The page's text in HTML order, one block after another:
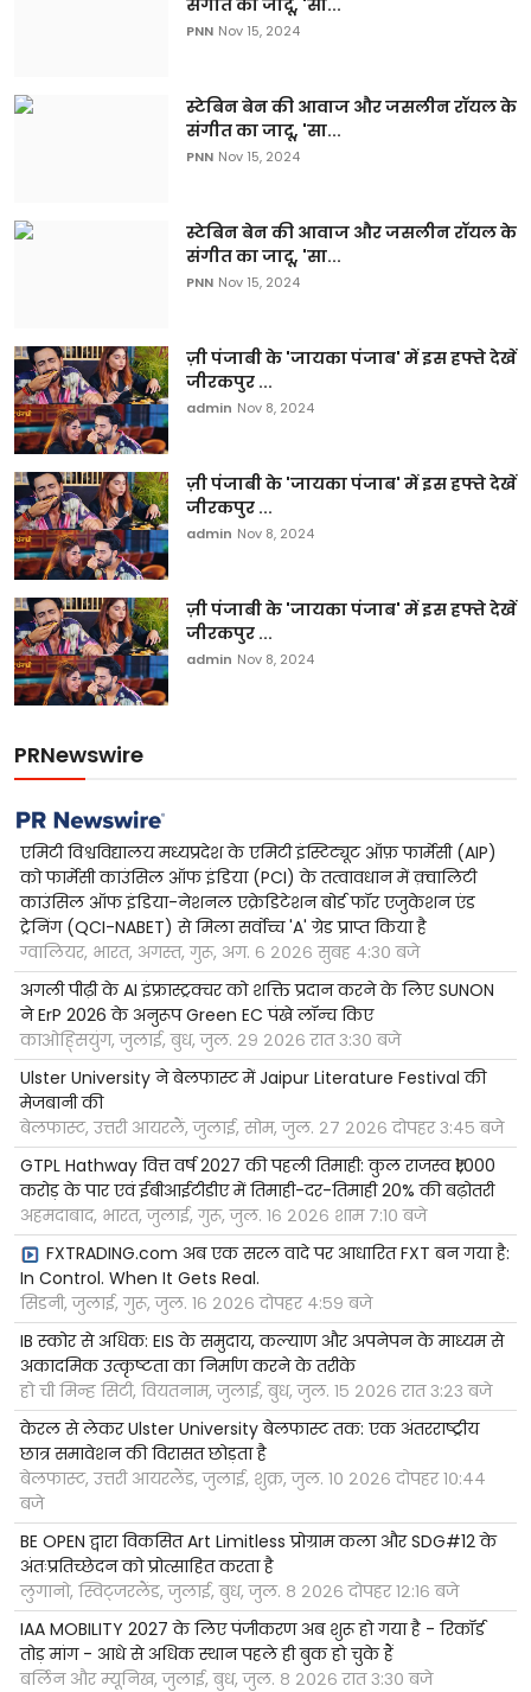
संगीत का जादू, 'सा...
PNN Nov 15, 2024
स्टेबिन बेन की आवाज और जसलीन रॉयल के
संगीत का जादू, 'सा...
PNN Nov 15, 2024
स्टेबिन बेन की आवाज और जसलीन रॉयल के
संगीत का जादू, 'सा...
PNN Nov 15, 2024
ज़ी पंजाबी के 'जायका पंजाब' में इस हफ्ते देखें
जीरकपुर ...
admin Nov 8, 2024
ज़ी पंजाबी के 'जायका पंजाब' में इस हफ्ते देखें
जीरकपुर ...
admin Nov 8, 2024
ज़ी पंजाबी के 'जायका पंजाब' में इस हफ्ते देखें
जीरकपुर ...
admin Nov 8, 2024
PRNewswire
एमिटी विश्वविद्यालय मध्यप्रदेश के एमिटी इंस्टिट्यूट ऑफ़ फार्मेसी (AIP)
को फार्मेसी काउंसिल ऑफ इंडिया (PCI) के तत्वावधान में क़्वालिटी
काउंसिल ऑफ इंडिया-नेशनल एक्रेडिटेशन बोर्ड फॉर एजुकेशन एंड
ट्रेनिंग (QCI-NABET) से मिला सर्वोच्च 'A' ग्रेड प्राप्त किया है
ग्वालियर, भारत, अगस्त, गुरू, अग. ६ २०२६ सुबह ४:३० बजे
अगली पीढ़ी के AI इंफ्रास्ट्रक्चर को शक्ति प्रदान करने के लिए SUNON
ने ErP 2026 के अनुरूप Green EC पंखे लॉन्च किए
काओह्सियुंग, जुलाई, बुध, जुल. २९ २०२६ रात ३:३० बजे
Ulster University ने बेलफास्ट में Jaipur Literature Festival की
मेजबानी की
बेलफास्ट, उत्तरी आयरलैं, जुलाई, सोम, जुल. २७ २०२६ दोपहर ३:४५ बजे
GTPL Hathway वित्त वर्ष 2027 की पहली तिमाही: कुल राजस्व ₹1,000
करोड़ के पार एवं ईबीआईटीडीए में तिमाही-दर-तिमाही 20% की बढ़ोतरी
अहमदाबाद, भारत, जुलाई, गुरू, जुल. १६ २०२६ शाम ७:१० बजे
FXTRADING.com अब एक सरल वादे पर आधारित FXT बन गया है:
In Control. When It Gets Real.
सिडनी, जुलाई, गुरू, जुल. १६ २०२६ दोपहर ४:५९ बजे
IB स्कोर से अधिक: EIS के समुदाय, कल्याण और अपनेपन के माध्यम से
अकादमिक उत्कृष्टता का निर्माण करने के तरीके
हो ची मिन्ह सिटी, वियतनाम, जुलाई, बुध, जुल. १५ २०२६ रात ३:२३ बजे
केरल से लेकर Ulster University बेलफास्ट तक: एक अंतरराष्ट्रीय
छात्र समावेशन की विरासत छोड़ता है
बेलफास्ट, उत्तरी आयरलैंड, जुलाई, शुक्र, जुल. १० २०२६ दोपहर १०:४४
बजे
BE OPEN द्वारा विकसित Art Limitless प्रोग्राम कला और SDG#12 के
अंतःप्रतिच्छेदन को प्रोत्साहित करता है
लुगानो, स्विट्जरलैंड, जुलाई, बुध, जुल. ८ २०२६ दोपहर १२:१६ बजे
IAA MOBILITY 2027 के लिए पंजीकरण अब शुरू हो गया है - रिकॉर्ड
तोड़ मांग - आधे से अधिक स्थान पहले ही बुक हो चुके हैं
बर्लिन और म्यूनिख, जुलाई, बुध, जुल. ८ २०२६ रात ३:३० बजे